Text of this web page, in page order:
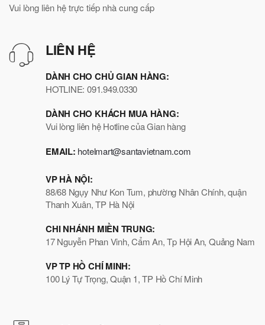
Vui lòng liên hệ trực tiếp nhà cung cấp
LIÊN HỆ
DÀNH CHO CHỦ GIAN HÀNG:
HOTLINE: 091.949.0330
DÀNH CHO KHÁCH MUA HÀNG:
Vui lòng liên hệ Hotline của Gian hàng
EMAIL: hotelmart@santavietnam.com
VP HÀ NỘI:
88/68 Ngụy Như Kon Tum, phường Nhân Chính, quận
Thanh Xuân, TP Hà Nội
CHI NHÁNH MIỀN TRUNG:
17 Nguyễn Phan Vinh, Cẩm An, Tp Hội An, Quảng Nam
VP TP HỒ CHÍ MINH:
100 Lý Tự Trọng, Quận 1, TP Hồ Chí Minh